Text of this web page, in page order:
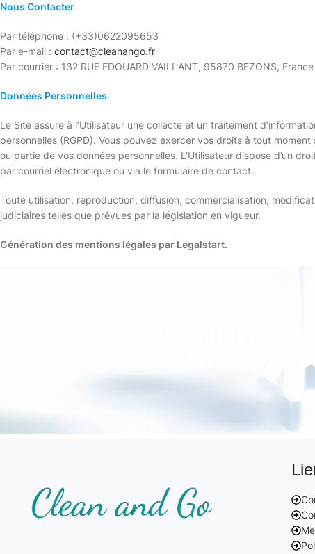
Nous Contacter
Par téléphone : (+33)0622095653
Par e-mail : contact@cleanango.fr
Par courrier : 132 RUE EDOUARD VAILLANT, 95870 BEZONS, France
Données Personnelles
Le Site assure à l’Utilisateur une collecte et un traitement
personnelles (RGPD). Vous pouvez exercer vos droits à tout
ou partie de vos données personnelles. L’Utilisateur dispose d’un
par courriel électronique ou via le formulaire de contact.
Toute utilisation, reproduction, diffusion, commercialisation,
judiciaires telles que prévues par la législation en vigueur.
Génération des mentions légales par Legalstart.
Besoin d'une
Obtenez